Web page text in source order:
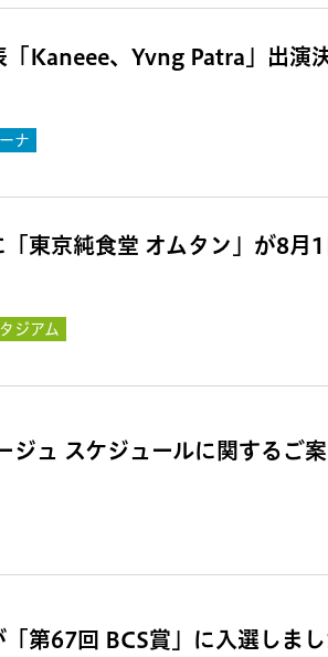
「Kaneee、Yvng Patra」出演
ナ
東京純食堂 オムタン」が8月
ジアム
ュ スケジュールに関するご案
第67回 BCS賞」に入選しまし